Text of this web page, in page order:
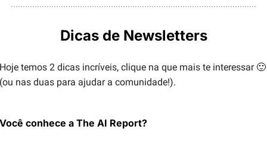
Dicas de Newsletters
Hoje temos 2 dicas incríveis, clique na que mais te interessar 🙂
(ou nas duas para ajudar a comunidade!).
Você conhece a The AI Report?